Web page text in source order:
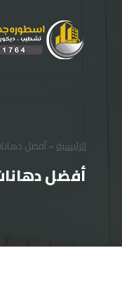
الرئيسية»أفضل
أفضل